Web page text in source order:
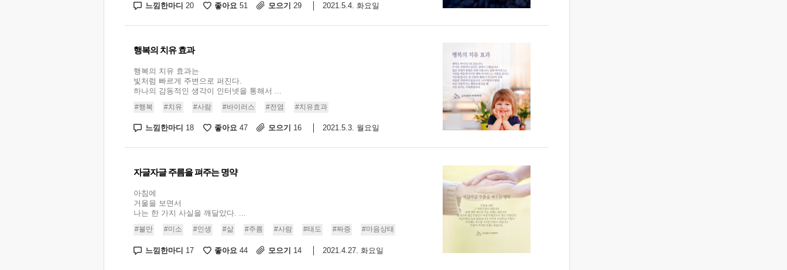
느낌한마디 20 좋아요 51 모으기 29 2021.5.4. 화요일
행복의 치유 효과
행복의 치유 효과는
빛처럼 빠르게 주변으로 퍼진다.
하나의 감동적인 생각이 인터넷을 통해서 ...
#행복 #치유 #사람 #바이러스 #전염 #치유효과
느낌한마디 18 좋아요 47 모으기 16 2021.5.3. 월요일
자글자글 주름을 펴주는 명약
아침에
거울을 보면서
나는 한 가지 사실을 깨달았다. ...
#불만 #미소 #인생 #삶 #주름 #사람 #태도 #짜증 #마음상태
느낌한마디 17 좋아요 44 모으기 14 2021.4.27. 화요일